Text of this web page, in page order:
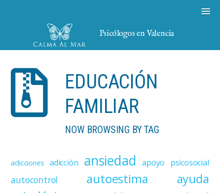
Psicólogos en Valencia
EDUCACIÓN
FAMILIAR
NOW BROWSING BY TAG
adicciones adicción ansiedad apoyo psicosocial
autocontrol autoestima
ayuda